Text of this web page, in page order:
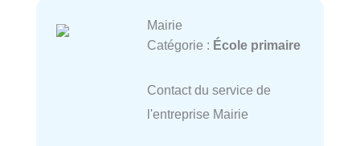
Mairie
Catégorie : École primaire
Contact du service de
l'entreprise Mairie